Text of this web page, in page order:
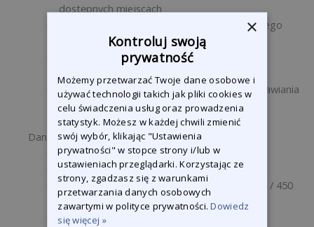
dostępnych miejscach
Eliminacja ostrych linii lakierniczych bez żadnego
Oszczędność czasu poprzez wyeliminowanie
Łatwe nakładanie i zdejmowanie bez pozostawiania
śladów
Dane techniczne
Nośnik: Pianka PU (na bazie poliestrowej)
Gęstość: 25 kg/m3 (ISO 845) / 33 kg/m3
Odporność na rozciąganie: 120 kPa ISO 1798 / 450
kPa ISO-1926
Klej: Topliwy na bazie polimeru blokowego
×
Kontroluj swoją
prywatność
Możemy przetwarzać Twoje dane osobowe i
używać technologii takich jak pliki cookies w
celu świadczenia usług oraz prowadzenia
statystyk. Możesz w każdej chwili zmienić
swój wybór, klikając "Ustawienia
prywatności" w stopce strony i/lub w
ustawieniach przeglądarki. Korzystając ze
strony, zgadzasz się z warunkami
przetwarzania danych osobowych
zawartymi w polityce prywatności.Dowiedz
się więcej »